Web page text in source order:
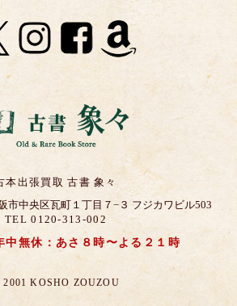
本出張買取 古書 象々
市中央区瓦町１丁目７−３ フジカワビル503
TEL 0120-313-002
無休：あさ８時〜よる２１時
KOSHO ZOUZOU